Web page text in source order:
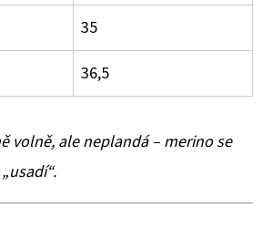
35
36,5
volně, ale neplandá – merino se